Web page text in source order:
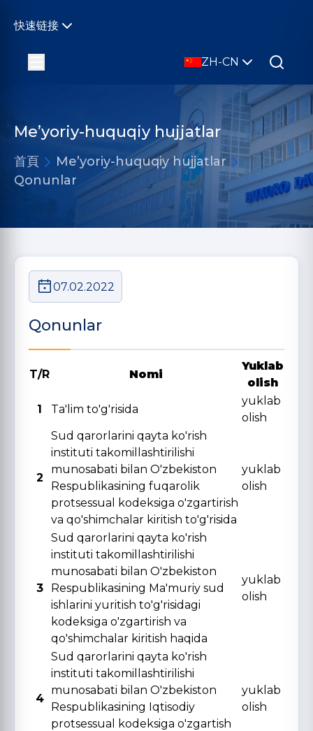
快速链接
ZH-CN
Me’yoriy-huquqiy hujjatlar
首頁
Me’yoriy-huquqiy hujjatlar
Qonunlar
07.02.2022
Qonunlar
T/R Nomi
Yuklab
olish
1
Ta'lim to'g'risida
yuklab
olish
2
Sud qarorlarini qayta ko'rish
instituti takomillashtirilishi
munosabati bilan O'zbekiston
Respublikasining fuqarolik
protsessual kodeksiga o'zgartirish
va qo'shimchalar kiritish to'g'risida
yuklab
olish
3
Sud qarorlarini qayta ko'rish
instituti takomillashtirilishi
munosabati bilan O'zbekiston
Respublikasining Ma'muriy sud
ishlarini yuritish to'g'risidagi
kodeksiga o'zgartirish va
qo'shimchalar kiritish haqida
yuklab
olish
4
Sud qarorlarini qayta ko'rish
instituti takomillashtirilishi
munosabati bilan O'zbekiston
Respublikasining Iqtisodiy
protsessual kodeksiga o'zgartish
yuklab
olish